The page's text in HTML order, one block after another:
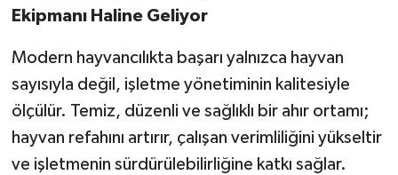
Ekipmanı Haline Geliyor
Modern hayvancılıkta başarı yalnızca hayvan
sayısıyla değil, işletme yönetiminin kalitesiyle
ölçülür. Temiz, düzenli ve sağlıklı bir ahır ortamı;
hayvan refahını artırır, çalışan verimliliğini yükseltir
ve işletmenin sürdürülebilirliğine katkı sağlar.